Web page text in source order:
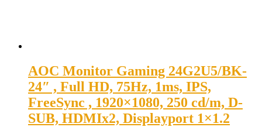
AOC Monitor Gaming 24G2U5/BK-
24″ , Full HD, 75Hz, 1ms, IPS,
FreeSync , 1920×1080, 250 cd/m, D-
SUB, HDMIx2, Displayport 1×1.2